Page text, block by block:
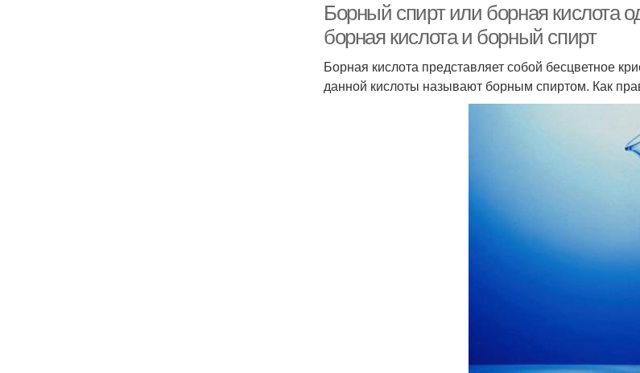
Борный спирт или борная кислота
борная кислота и борный спирт
Борная кислота представляет собой бесцветное
данной кислоты называют борным спиртом. Как